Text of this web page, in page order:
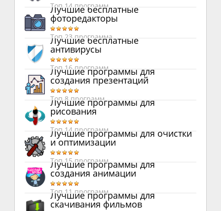
Топ 14 программ
Лучшие бесплатные
фоторедакторы
Топ 23 программа
Лучшие бесплатные
антивирусы
Топ 16 программ
Лучшие программы для
создания презентаций
Топ 8 программ
Лучшие программы для
рисования
Топ 14 программ
Лучшие программы для очистки
и оптимизации
Топ 15 программ
Лучшие программы для
создания анимации
Топ 11 программ
Лучшие программы для
скачивания фильмов